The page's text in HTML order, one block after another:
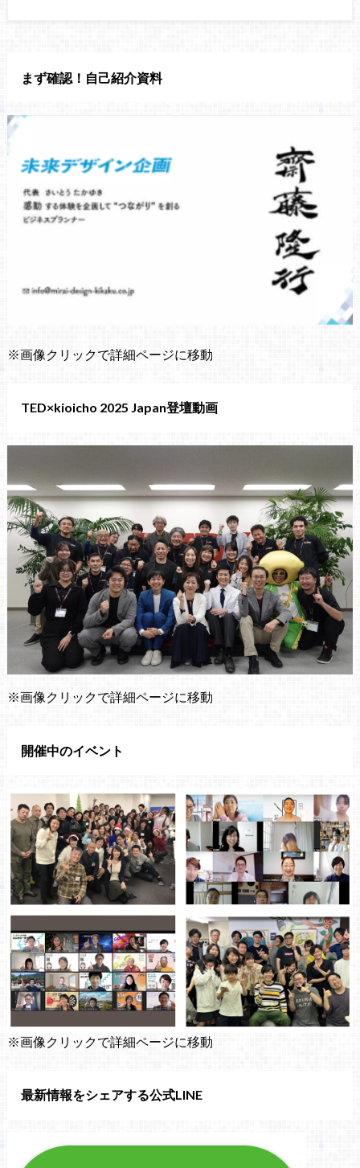
まず確認！自己紹介資料
※画像クリックで詳細ページに移動
TED×kioicho 2025 Japan登壇動画
※画像クリックで詳細ページに移動
開催中のイベント
※画像クリックで詳細ページに移動
最新情報をシェアする公式LINE